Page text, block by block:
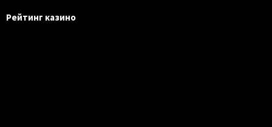
Рейтинг казино